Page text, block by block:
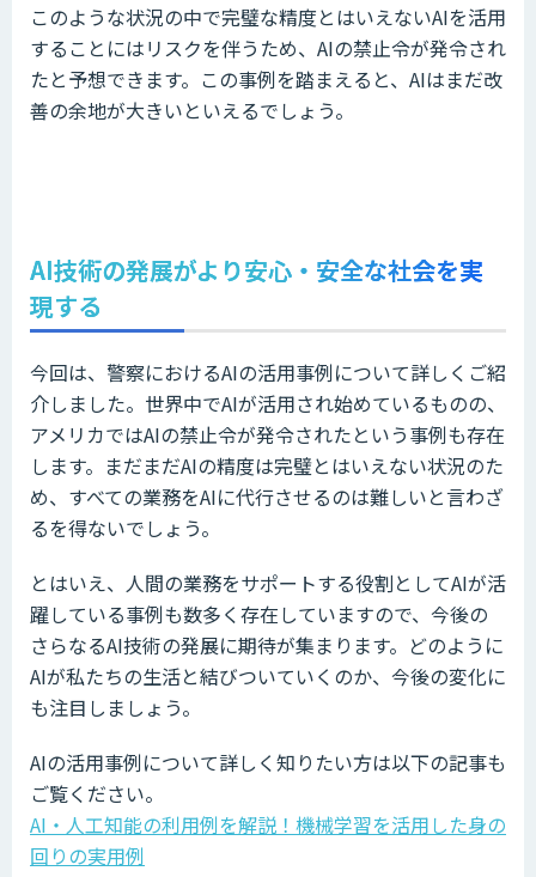
このような状況の中で完璧な精度とはいえないAIを活用
することにはリスクを伴うため、AIの禁止令が発令され
たと予想できます。この事例を踏まえると、AIはまだ改
善の余地が大きいといえるでしょう。
AI技術の発展がより安心・安全な社会を実
現する
今回は、警察におけるAIの活用事例について詳しくご紹
介しました。世界中でAIが活用され始めているものの、
アメリカではAIの禁止令が発令されたという事例も存在
します。まだまだAIの精度は完璧とはいえない状況のた
め、すべての業務をAIに代行させるのは難しいと言わざ
るを得ないでしょう。
とはいえ、人間の業務をサポートする役割としてAIが活
躍している事例も数多く存在していますので、今後の
さらなるAI技術の発展に期待が集まります。どのように
AIが私たちの生活と結びついていくのか、今後の変化に
も注目しましょう。
AIの活用事例について詳しく知りたい方は以下の記事も
ご覧ください。
AI・人工知能の利用例を解説！機械学習を活用した身の
回りの実用例